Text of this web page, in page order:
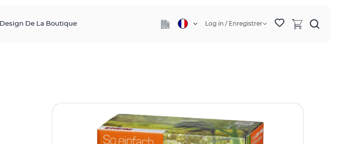
Design De La Boutique Log in / Enregistrer